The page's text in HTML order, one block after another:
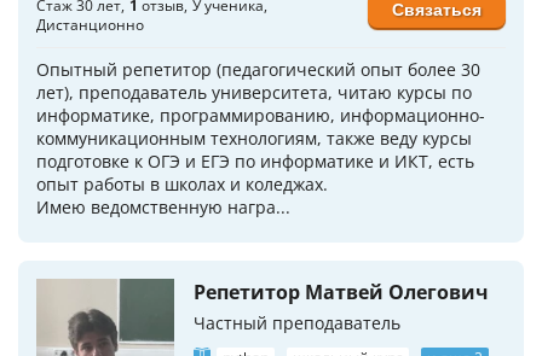
Стаж 30 лет 1 отзыв У ученика
Дистанционно
Опытный репетитор (педагогический опыт более 30
лет), преподаватель университета, читаю курсы по
информатике, программированию, информационно-
коммуникационным технологиям, также веду курсы
подготовке к ОГЭ и ЕГЭ по информатике и ИКТ, есть
опыт работы в школах и коледжах.
Имею ведомственную награ...
Связаться
Репетитор Матвей Олегович
Частный преподаватель